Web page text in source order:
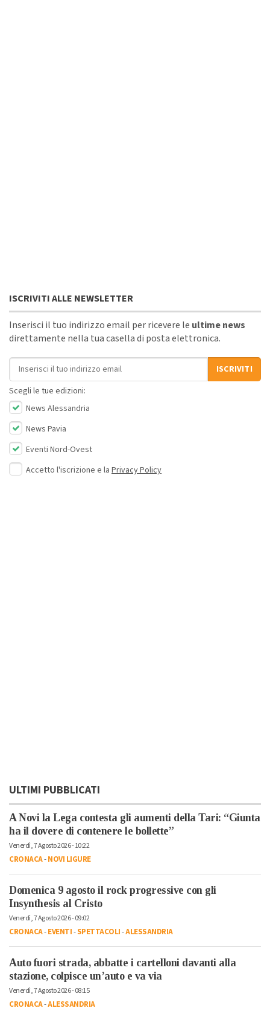
ISCRIVITI ALLE NEWSLETTER
Inserisci il tuo indirizzo email per ricevere le ultime news
direttamente nella tua casella di posta elettronica.
Indirizzo email
ISCRIVITI
Scegli le tue edizioni:
News Alessandria
News Pavia
Eventi Nord-Ovest
Accetto l'iscrizione e la Privacy Policy
ULTIMI PUBBLICATI
A Novi la Lega contesta gli aumenti della Tari: “Giunta
ha il dovere di contenere le bollette”
Venerdì, 7 Agosto 2026 - 10:22
CRONACA-NOVI LIGURE
Domenica 9 agosto il rock progressive con gli
Insynthesis al Cristo
Venerdì, 7 Agosto 2026 - 09:02
CRONACA-EVENTI-SPETTACOLI-ALESSANDRIA
Auto fuori strada, abbatte i cartelloni davanti alla
stazione, colpisce un’auto e va via
Venerdì, 7 Agosto 2026 - 08:15
CRONACA-ALESSANDRIA